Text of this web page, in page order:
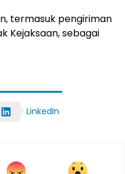
termasuk pengiriman
Kejaksaan, sebagai
LinkedIn